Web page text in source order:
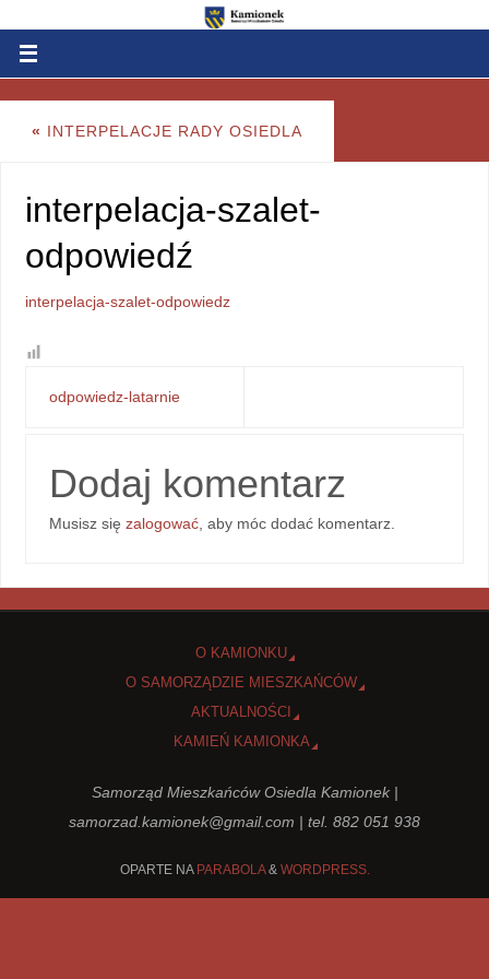
« INTERPELACJE RADY OSIEDLA
interpelacja-szalet-
odpowiedź
interpelacja-szalet-odpowiedz
odpowiedz-latarnie
Dodaj komentarz
Musisz sięzalogować , aby móc dodać komentarz.
O KAMIONKU
O SAMORZĄDZIE MIESZKAŃCÓW
AKTUALNOŚCI
KAMIEŃ KAMIONKA
Samorząd Mieszkańców Osiedla Kamionek |
samorzad.kamionek@gmail.com | tel. 882 051 938
OPARTE NA PARABOLA& WORDPRESS.